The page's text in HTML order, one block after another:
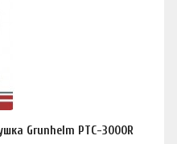
Grunhelm PTC-3000R